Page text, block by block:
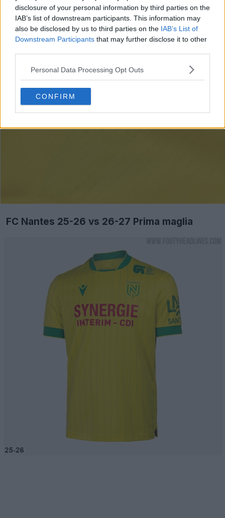
disclosure of your personal information by third parties on the
IAB’s list of downstream participants. This information may
also be disclosed by us to third parties on the IAB’s List of
Downstream Participants that may further disclose it to other
Personal Data Processing Opt Outs
CONFIRM
FC Nantes 25-26 vs 26-27 Prima maglia